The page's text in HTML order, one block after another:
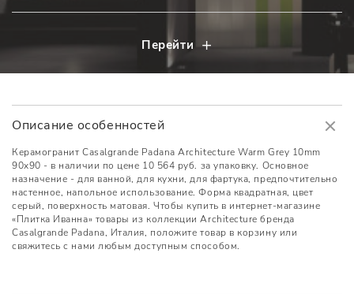
Перейти
Описание особенностей
Керамогранит Casalgrande Padana Architecture Warm Grey 10mm
90x90 - в наличии по цене 10 564 руб. за упаковку. Основное
назначение - для ванной, для кухни, для фартука, предпочтительно
настенное, напольное использование. Форма квадратная, цвет
серый, поверхность матовая. Чтобы купить в интернет-магазине
«Плитка Иванна» товары из коллекции Architecture бренда
Casalgrande Padana, Италия, положите товар в корзину или
свяжитесь с нами любым доступным способом.